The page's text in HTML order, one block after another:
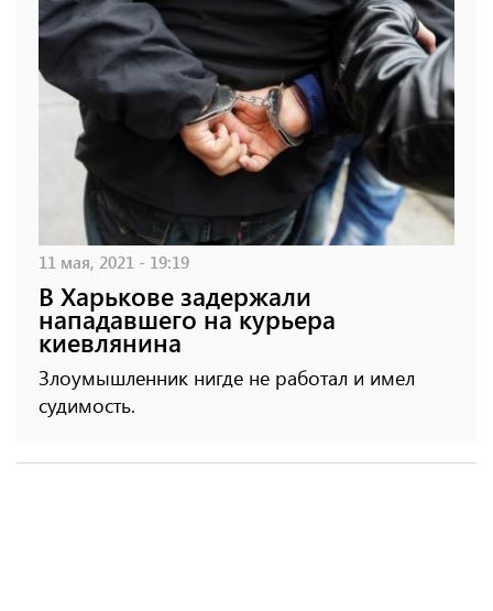
11 мая, 2021 - 19:19
В Харькове задержали
нападавшего на курьера
киевлянина
Злоумышленник нигде не работал и имел
судимость.